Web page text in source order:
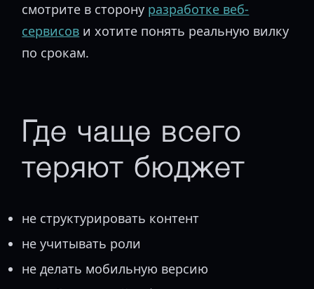
смотрите в сторону разработке веб-
сервисов и хотите понять реальную вилку
по срокам.
Где чаще всего
теряют бюджет
не структурировать контент
не учитывать роли
не делать мобильную версию